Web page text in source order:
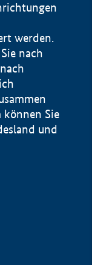
werden.
nach
können Sie
und